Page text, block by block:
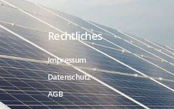
Rechtliches
Impressum
Datenschutz
AGB